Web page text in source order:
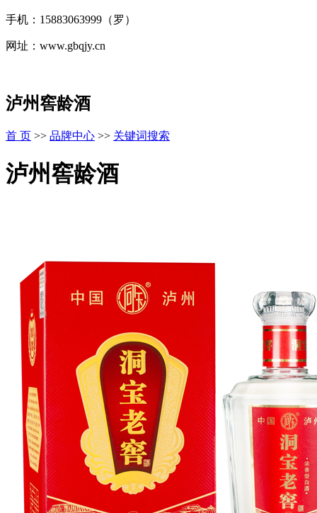
手机：15883063999（罗）
网址：www.gbqjy.cn
泸州窖龄酒
首 页 >> 品牌中心 >> 关键词搜索
泸州窖龄酒